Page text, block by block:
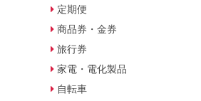
定期便
商品券・金券
旅行券
家電・電化製品
自転車